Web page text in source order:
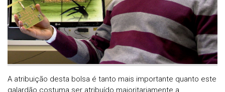
A atribuição desta bolsa é tanto mais importante quanto este
galardão costuma ser atribuído maioritariamente a